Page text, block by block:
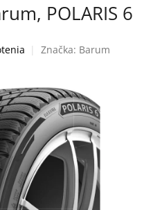
POLARIS 6
Značka: Barum